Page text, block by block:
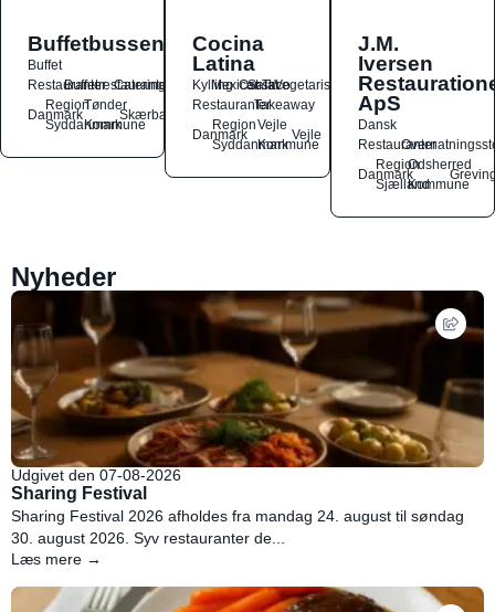
Buffetbussen
Buffet
Restauranter
Buffetrestauranter
Catering
Danmark
Region
Syddanmark
Tønder
Kommune
Skærbæk
Cocina
Latina
Kylling
Mexicansk
OstSalat
TacoVegetarisk
RestauranterTakeaway
Danmark
Region
Syddanmark
Vejle
Kommune
Vejle
J.M.
Iversen
ApS
Dansk
Restauranter
Danmark
Region
Sjælland
Odsherred
Kommune
Nyheder
Udgivet den 07-08-2026
Sharing Festival
Sharing Festival 2026 afholdes fra mandag 24. august til søndag
30. august 2026. Syv restauranter de...
Læs mere →